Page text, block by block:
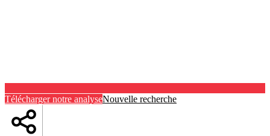
Télécharger notre analyseNouvelle recherche